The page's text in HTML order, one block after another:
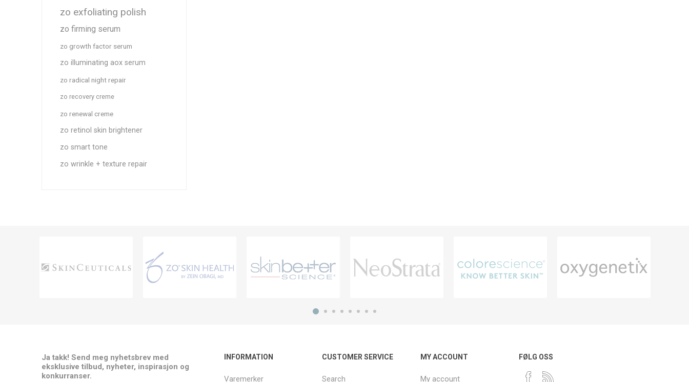
zo exfoliating polish
zo firming serum
zo growth factor serum
zo illuminating aox serum
zo radical night repair
zo recovery creme
zo renewal creme
zo retinol skin brightener
zo smart tone
zo wrinkle + texture repair
Ja takk! Send meg nyhetsbrev med
eksklusive tilbud, nyheter, inspirasjon og
konkurranser.
INFORMATION
Varemerker
CUSTOMER SERVICE
Search
MY ACCOUNT
My account
FØLG OSS